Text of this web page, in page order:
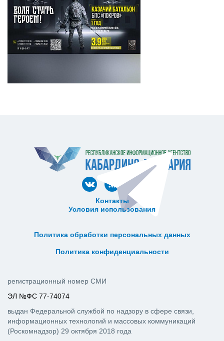
Контакты
Условия использования
Политика обработки персональных данных
Политика конфиденциальности
регистрационный номер СМИ
ЭЛ №ФС 77-74074
выдан Федеральной службой по надзору в сфере связи,
информационных технологий и массовых коммуникаций
(Роскомнадзор) 29 октября 2018 года